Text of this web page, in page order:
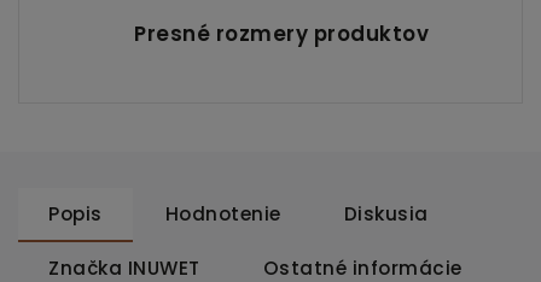
Presné rozmery produktov
Popis Hodnotenie Diskusia
Značka INUWET Ostatné informácie